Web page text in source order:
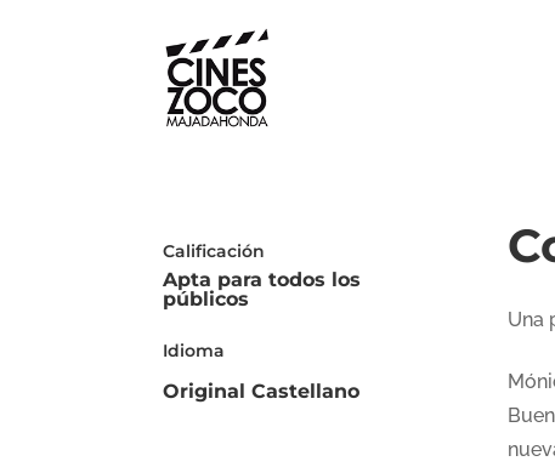
Calificación
Apta para todos los
públicos
Idioma
Original Castellano
Una